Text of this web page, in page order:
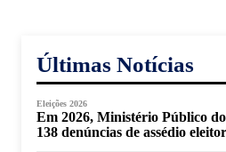
Últimas Notícias
Eleições 2026
Em 2026, Ministério Público
138 denúncias de assédio